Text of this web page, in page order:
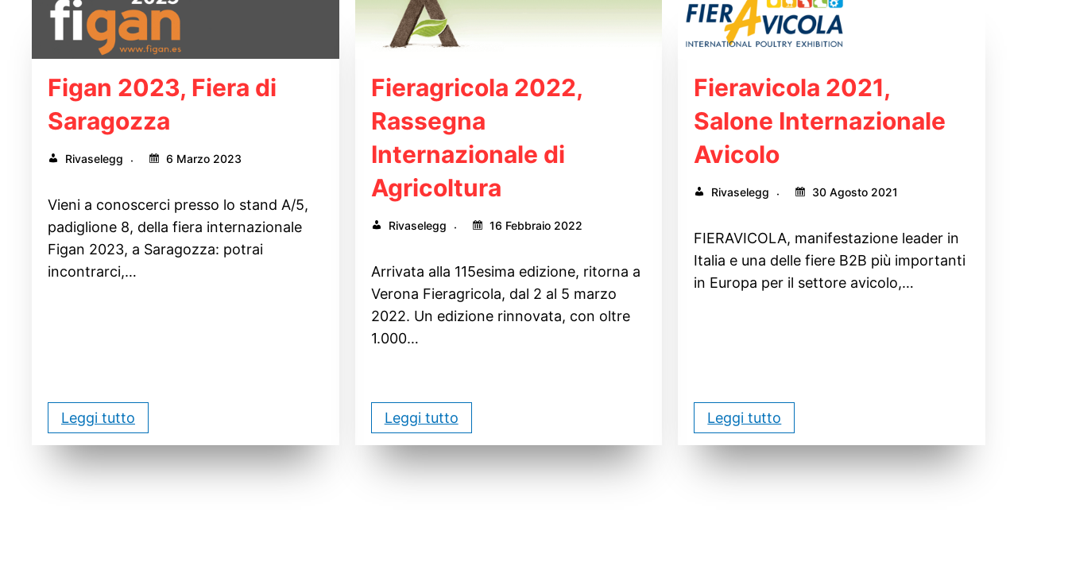
Figan 2023, Fiera di
Saragozza
Rivaselegg 6 Marzo 2023
Vieni a conoscerci presso lo stand A/5,
padiglione 8, della fiera internazionale
Figan 2023, a Saragozza: potrai
incontrarci,…
Leggi tutto
Fieragricola 2022,
Rassegna
Internazionale di
Agricoltura
Rivaselegg 16 Febbraio 2022
Arrivata alla 115esima edizione, ritorna a
Verona Fieragricola, dal 2 al 5 marzo
2022. Un edizione rinnovata, con oltre
1.000…
Leggi tutto
Fieravicola 2021,
Salone Internazionale
Avicolo
Rivaselegg 30 Agosto 2021
FIERAVICOLA, manifestazione leader in
Italia e una delle fiere B2B più importanti
in Europa per il settore avicolo,…
Leggi tutto